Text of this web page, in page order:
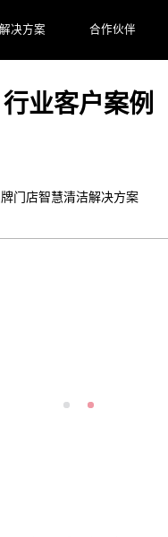
决方案 合作伙伴

行业客户案例
门店智慧清洁解决方案